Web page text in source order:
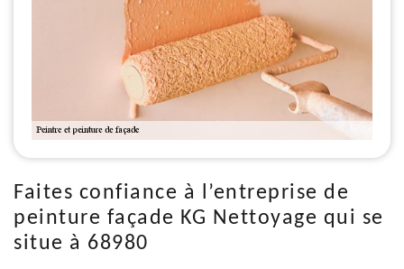
Faites confiance à l’entreprise de
peinture façade KG Nettoyage qui se
situe à 68980